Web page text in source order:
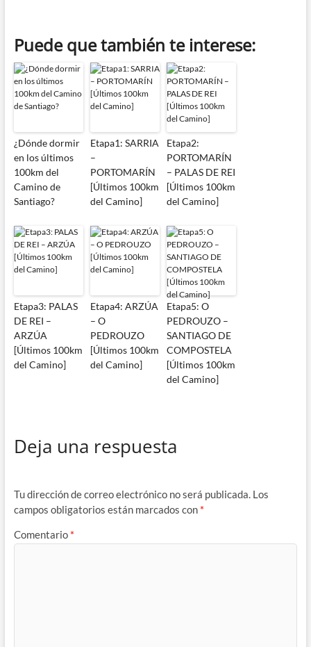
Puede que también te interese:
¿Dónde dormir
en los últimos
100km del
Camino de
Santiago?
Etapa1: SARRIA
–
PORTOMARÍN
[Últimos 100km
del Camino]
Etapa2:
PORTOMARÍN
– PALAS DE REI
[Últimos 100km
del Camino]
Etapa3: PALAS
DE REI –
ARZÚA
[Últimos 100km
del Camino]
Etapa4: ARZÚA
– O
PEDROUZO
[Últimos 100km
del Camino]
Etapa5: O
PEDROUZO –
SANTIAGO DE
COMPOSTELA
[Últimos 100km
del Camino]
Deja una respuesta
Tu dirección de correo electrónico no será publicada. Los
campos obligatorios están marcados con *
Comentario *